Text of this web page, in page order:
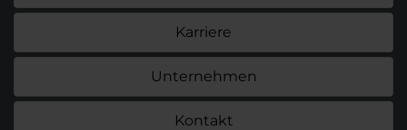
Karriere
Unternehmen
Kontakt